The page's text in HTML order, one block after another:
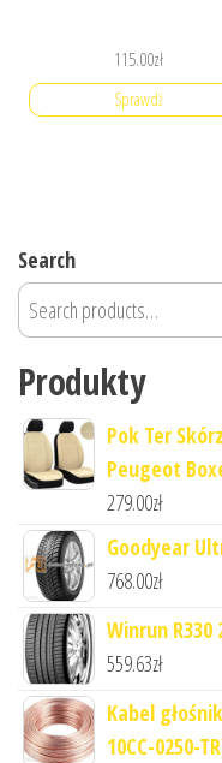
115.00zł
Sprawdź
Search
Produkty
Pok Ter
Peugeot
279.00zł
Goodyear
768.00zł
Winrun R330
559.63zł
Kabel
10CC-0250-